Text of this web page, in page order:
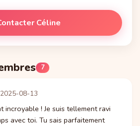
Céline
7
2025-08-13
incroyable ! Je suis tellement ravi
avec toi. Tu sais parfaitement